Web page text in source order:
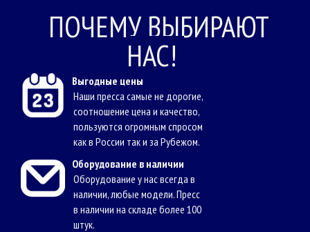
ПОЧЕМУ ВЫБИРАЮТ
НАС!
Выгодные цены
Наши пресса самые не дорогие,
соотношение цена и качество,
пользуются огромным спросом
как в России так и за Рубежом.
Оборудование в наличии
Оборудование у нас всегда в
наличии, любые модели. Пресс
в наличии на складе более 100
штук.